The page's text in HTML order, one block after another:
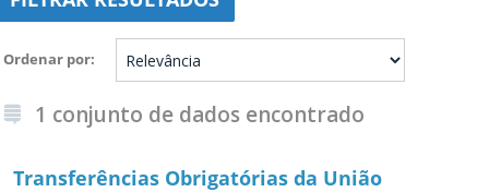
Ordenar por
1 conjunto de dados encontrado
Transferências Obrigatórias da União